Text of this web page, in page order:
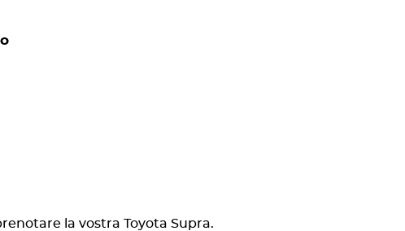
la vostra Toyota Supra.